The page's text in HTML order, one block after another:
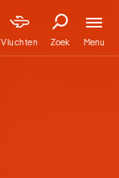
Vluchten Zoek Menu